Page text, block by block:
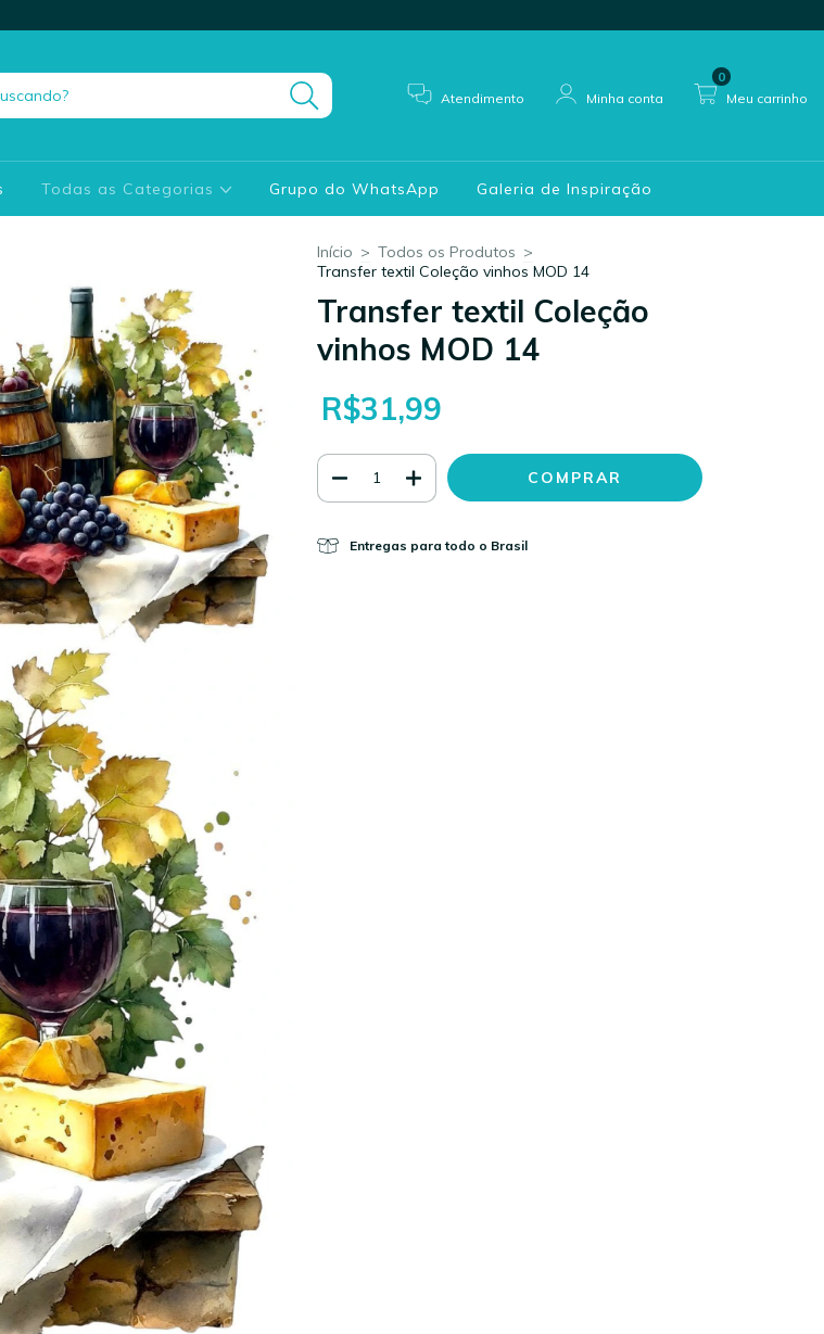
Atendimento Minha conta Meu carrinho
0
Todas as Categorias Grupo do WhatsApp Galeria de Inspiração
Início > Todos os Produtos >
Transfer textil Coleção vinhos MOD 14
Transfer textil Coleção
vinhos MOD 14
R$31,99
Entregas para todo o Brasil